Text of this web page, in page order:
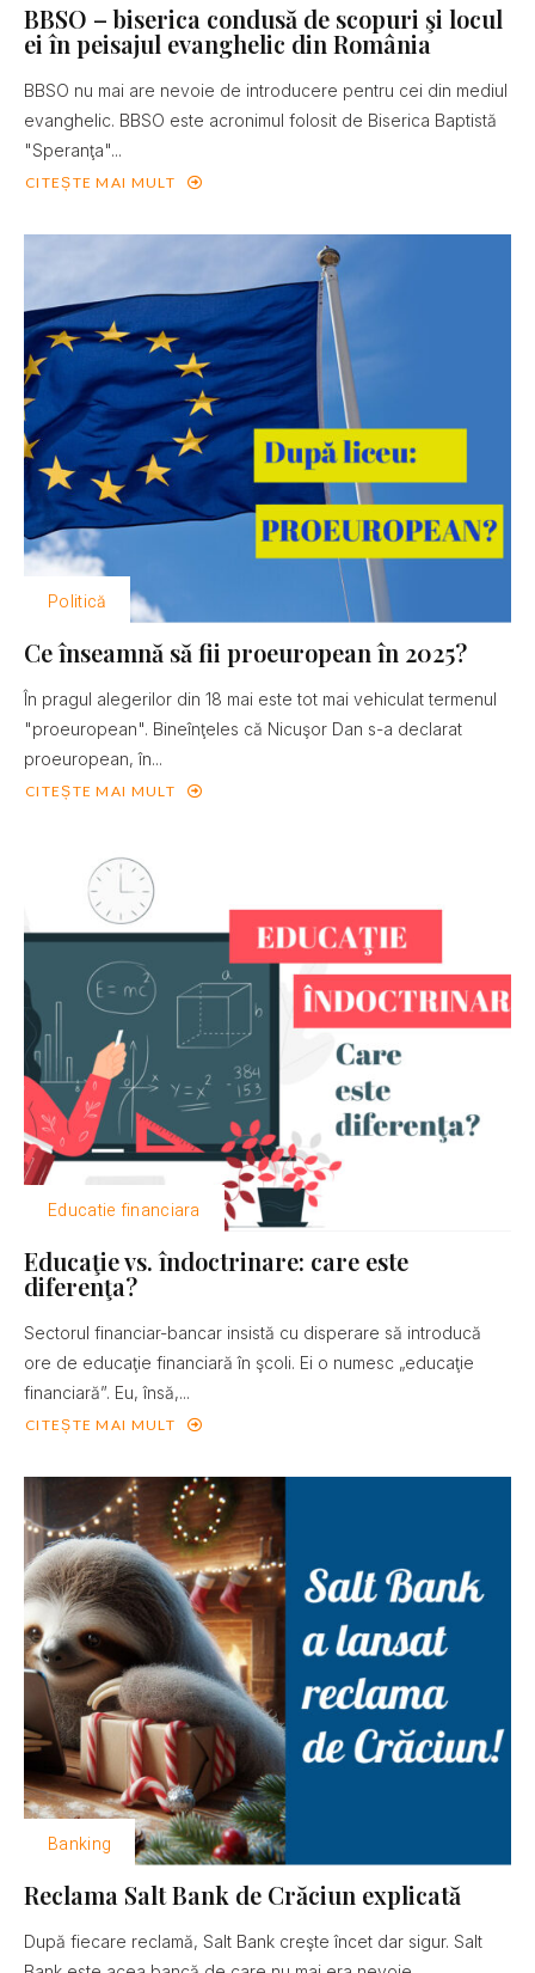
BBSO – biserica condusă de scopuri şi locul
ei în peisajul evanghelic din România
BBSO nu mai are nevoie de introducere pentru cei din mediul
evanghelic. BBSO este acronimul folosit de Biserica Baptistă
"Speranţa"...
CITEȘTE MAI MULT
Politică
Ce înseamnă să fii proeuropean în 2025?
În pragul alegerilor din 18 mai este tot mai vehiculat termenul
"proeuropean". Bineînţeles că Nicuşor Dan s-a declarat
proeuropean, în...
CITEȘTE MAI MULT
Educatie financiara
Educaţie vs. îndoctrinare: care este
diferenţa?
Sectorul financiar-bancar insistă cu disperare să introducă
ore de educaţie financiară în şcoli. Ei o numesc „educaţie
financiară”. Eu, însă,...
CITEȘTE MAI MULT
Banking
Reclama Salt Bank de Crăciun explicată
După fiecare reclamă, Salt Bank creşte încet dar sigur. Salt